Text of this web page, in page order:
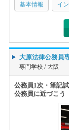
基本情報 イ
大原法律公務員
専門学校 / 大阪
公務員1次・筆記
公務員に近づこう